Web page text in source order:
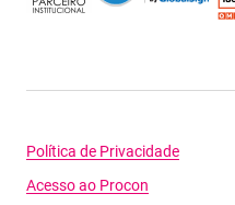
Política de Privacidade
Acesso ao Procon